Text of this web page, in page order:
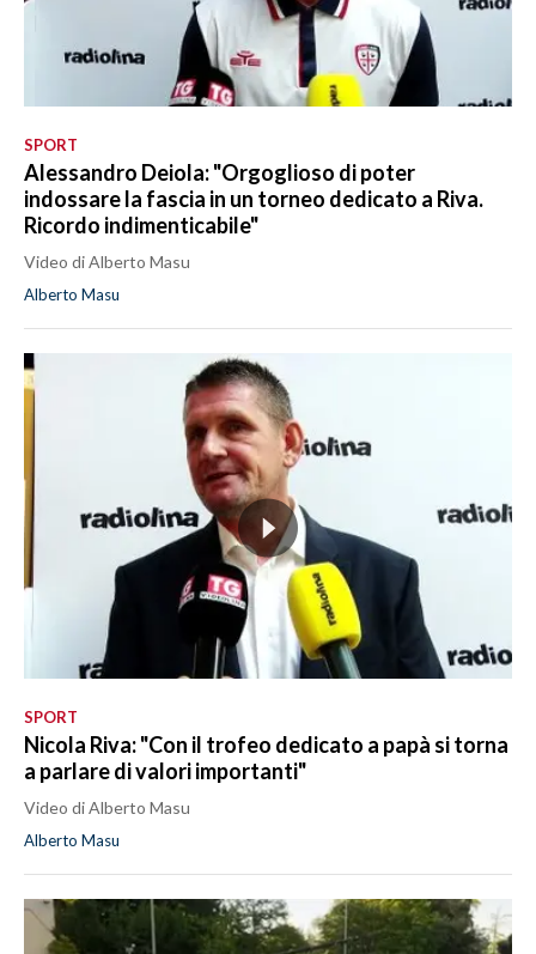
SPORT
Alessandro Deiola: "Orgoglioso di poter
indossare la fascia in un torneo dedicato a Riva.
Ricordo indimenticabile"
Video di Alberto Masu
Alberto Masu
SPORT
Nicola Riva: "Con il trofeo dedicato a papà si torna
a parlare di valori importanti"
Video di Alberto Masu
Alberto Masu